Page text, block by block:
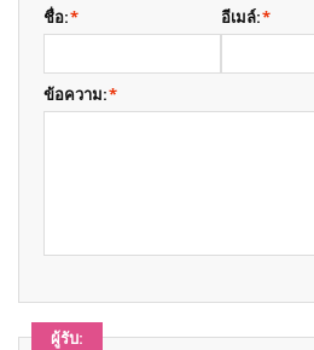
*
ชื่อ: *
อีเมล์:
*
ข้อความ:
ผู้รับ: